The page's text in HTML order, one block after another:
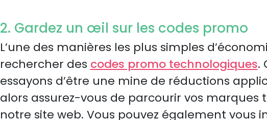
2. Gardez un œil sur les codes promo
L’une des manières les plus simples
rechercher des codes promo technologiques.
essayons d’être une mine de réductions
alors assurez-vous de parcourir vos marques
notre site web. Vous pouvez également vous